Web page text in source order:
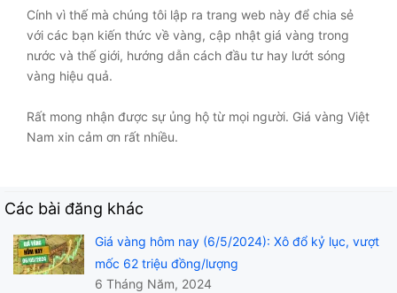
Cính vì thế mà chúng tôi lập ra trang web này để chia sẻ
với các bạn kiến thức về vàng, cập nhật giá vàng trong
nước và thế giới, hướng dẫn cách đầu tư hay lướt sóng
vàng hiệu quả.
Rất mong nhận được sự ủng hộ từ mọi người. Giá vàng Việt
Nam xin cảm ơn rất nhiều.
Các bài đăng khác
Giá vàng hôm nay (6/5/2024): Xô đổ kỷ lục, vượt
mốc 62 triệu đồng/lượng
6 Tháng Năm, 2024